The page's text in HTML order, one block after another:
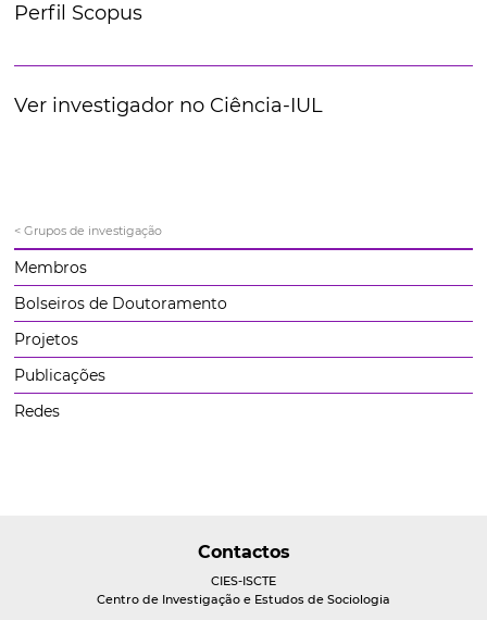
Perfil Scopus
Ver investigador no Ciência-IUL
< Grupos de investigação
Membros
Bolseiros de Doutoramento
Projetos
Publicações
Redes
Contactos
CIES-ISCTE
Centro de Investigação e Estudos de Sociologia